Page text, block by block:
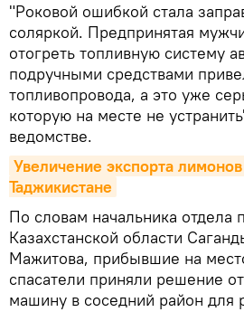
"Роковой ошибкой стала
соляркой. Предпринятая
отогреть топливную систему
подручными средствами
топливопровода, а это уже
которую на месте не
ведомстве.
Увеличение экспорта
Таджикистане
По словам начальника отдела
Казахстанской области
Мажитова, прибывшие на
спасатели приняли решение
машину в соседний район для